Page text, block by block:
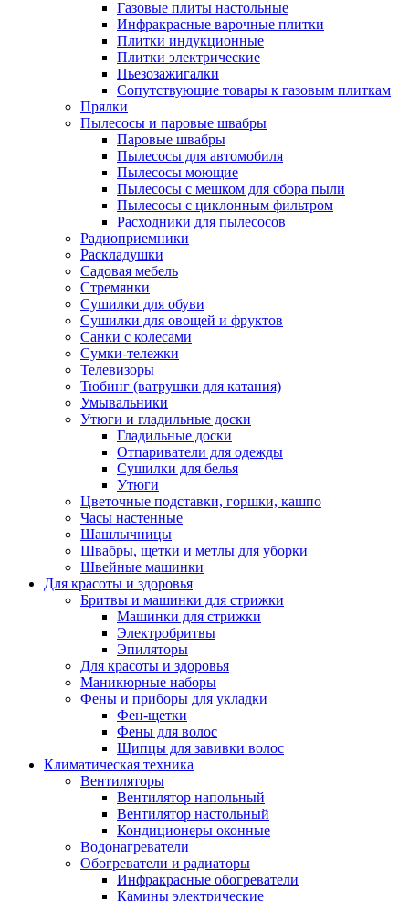
Газовые плиты настольные
Инфракрасные варочные плитки
Плитки индукционные
Плитки электрические
Пьезозажигалки
Сопутствующие товары к газовым плиткам
Прялки
Пылесосы и паровые швабры
Паровые швабры
Пылесосы для автомобиля
Пылесосы моющие
Пылесосы с мешком для сбора пыли
Пылесосы с циклонным фильтром
Расходники для пылесосов
Радиоприемники
Раскладушки
Садовая мебель
Стремянки
Сушилки для обуви
Сушилки для овощей и фруктов
Санки с колесами
Сумки-тележки
Телевизоры
Тюбинг (ватрушки для катания)
Умывальники
Утюги и гладильные доски
Гладильные доски
Отпариватели для одежды
Сушилки для белья
Утюги
Цветочные подставки, горшки, кашпо
Часы настенные
Шашлычницы
Швабры, щетки и метлы для уборки
Швейные машинки
Для красоты и здоровья
Бритвы и машинки для стрижки
Машинки для стрижки
Электробритвы
Эпиляторы
Для красоты и здоровья
Маникюрные наборы
Фены и приборы для укладки
Фен-щетки
Фены для волос
Щипцы для завивки волос
Климатическая техника
Вентиляторы
Вентилятор напольный
Вентилятор настольный
Кондиционеры оконные
Водонагреватели
Обогреватели и радиаторы
Инфракрасные обогреватели
Камины электрические